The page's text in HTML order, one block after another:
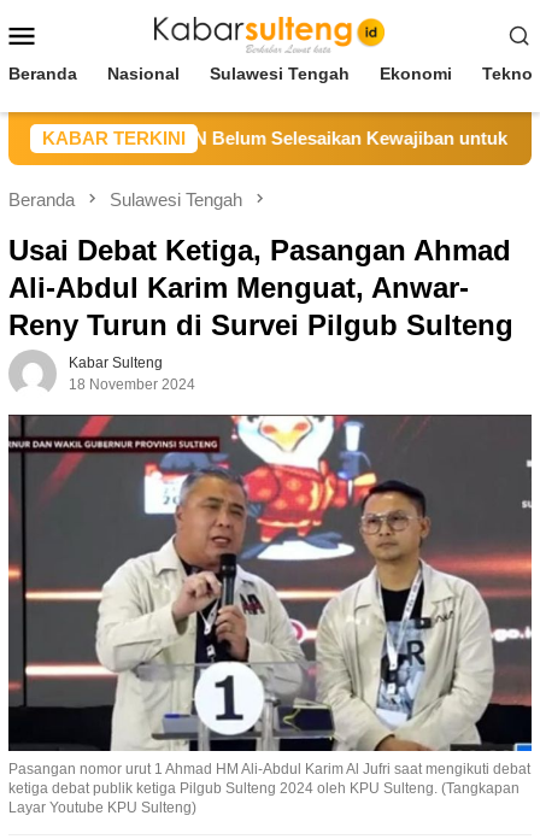
ke
Mobile
Beranda Nasional Sulawesi Tengah Ekonomi
KABAR TERKINI
Sebut CV BBN Belum Selesaikan Kewajiban untuk Kegiatan
Beranda Sulawesi Tengah
Usai Debat Ketiga, Pasangan Ahmad
Ali-Abdul Karim Menguat, Anwar-
Reny Turun di Survei Pilgub Sulteng
Kabar Sulteng
18 November 2024
Pasangan nomor urut 1 Ahmad HM Ali-Abdul Karim Al Jufri saat mengikuti debat
ketiga debat publik ketiga Pilgub Sulteng 2024 oleh KPU Sulteng. (Tangkapan
Layar Youtube KPU Sulteng)